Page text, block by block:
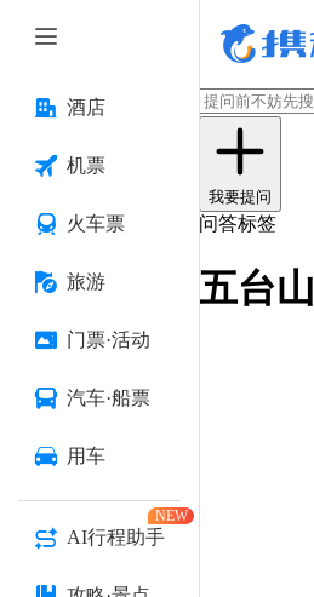
酒店
机票
火车票
旅游
门票·活动
汽车·船票
用车
AI行程助手
NEW
我要提问
问答标签
五台山